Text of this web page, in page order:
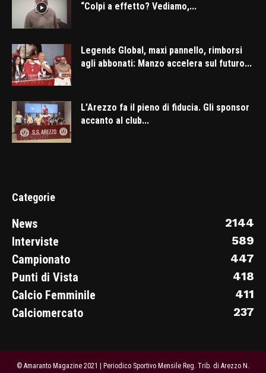
“Colpi a effetto? Vediamo,...
Legends Global, maxi pannello, rimborsi
agli abbonati: Manzo accelera sul futuro...
L’Arezzo fa il pieno di fiducia. Gli sponsor
accanto al club...
Categorie
News
2144
Interviste
589
Campionato
447
Punti di Vista
418
Calcio Femminile
411
Calciomercato
237
© Amaranto Magazine 2021 | Periodico Sportivo Mensile Reg. Trib. di Arezzo N.